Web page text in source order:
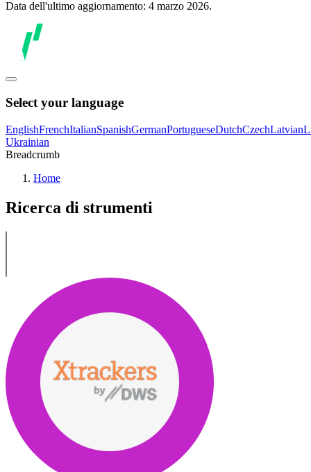
Data dell'ultimo aggiornamento: 4 marzo 2026.
Select your language
EnglishFrenchItalianSpanishGermanPortugueseDutchCzechLatvian
Ukrainian
Breadcrumb
Home
Ricerca di strumenti